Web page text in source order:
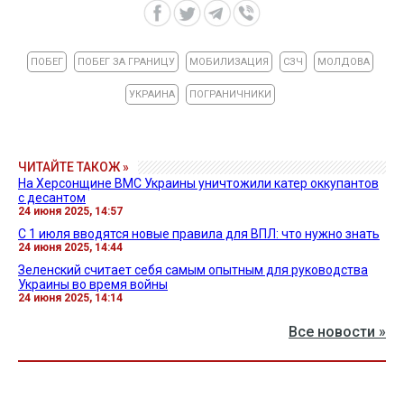
ПОБЕГ ПОБЕГ ЗА ГРАНИЦУ МОБИЛИЗАЦИЯ СЗЧ МОЛДОВА
УКРАИНА ПОГРАНИЧНИКИ
ЧИТАЙТЕ ТАКОЖ »
На Херсонщине ВМС Украины уничтожили катер оккупантов
с десантом
24 июня 2025, 14:57
С 1 июля вводятся новые правила для ВПЛ: что нужно знать
24 июня 2025, 14:44
Зеленский считает себя самым опытным для руководства
Украины во время войны
24 июня 2025, 14:14
Все новости »